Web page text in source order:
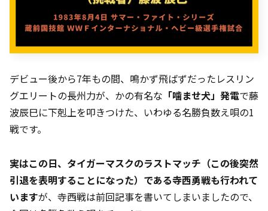
デビュー後から7年もの間、鳴かず飛ばずだったレスリン
グエリートの長州力が、かの有名な 「噛ませ犬」発電で藤
波辰巳に下剋上を叩きつけた、いわゆる名勝負数え唄の1
戦です。
実はこの日、タイガーマスクのラストマッチ（この後突然
引退を表明することになった）である寺西勇戦も行われて
いますが、寺西戦は前回記事を書いてしまいましたので、